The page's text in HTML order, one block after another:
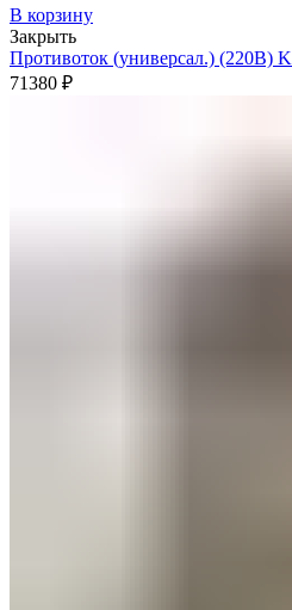
В корзину
Закрыть
Противоток (универсал.) (220В)
71380 ₽